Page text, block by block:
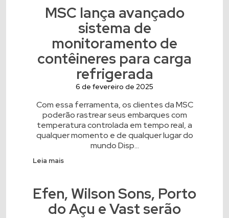
MSC lança avançado
sistema de
monitoramento de
contêineres para carga
refrigerada
6 de fevereiro de 2025
Com essa ferramenta, os clientes da MSC
poderão rastrear seus embarques com
temperatura controlada em tempo real, a
qualquer momento e de qualquer lugar do
mundo Disp...
Leia mais
Efen, Wilson Sons, Porto
do Açu e Vast serão